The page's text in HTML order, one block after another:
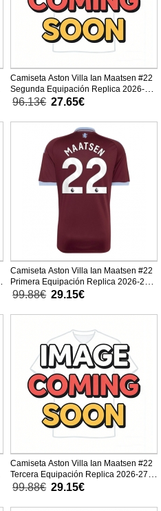
Camiseta Aston Villa Ian Maatsen #22
Segunda Equipación Replica 2026-27
para niños mangas cortas (+
96.13€ 27.65€
Camiseta Aston Villa Ian Maatsen #22
Primera Equipación Replica 2026-27
mangas cortas
99.88€ 29.15€
Camiseta Aston Villa Ian Maatsen #22
Tercera Equipación Replica 2026-27
mangas cortas
99.88€ 29.15€